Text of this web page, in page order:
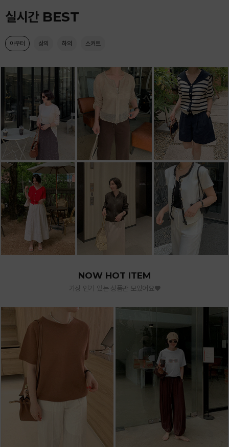
실시간 BEST
아우터 상의 하의 스커트
NOW HOT ITEM
가장 인기 있는 상품만 모았어요♥